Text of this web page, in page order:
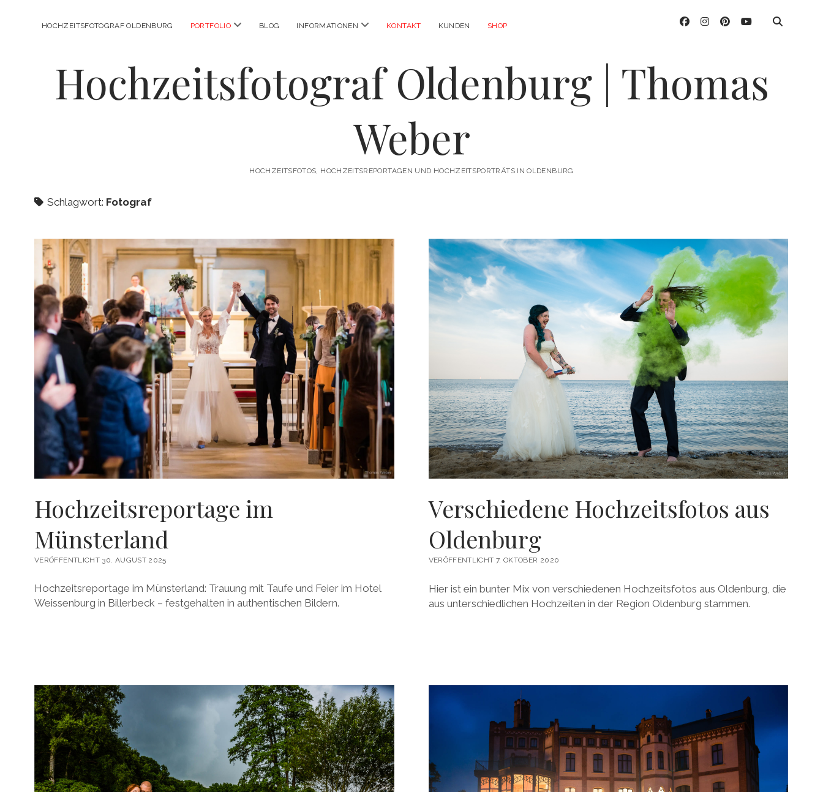
HOCHZEITSFOTOGRAF OLDENBURG PORTFOLIO Menü
BLOG INFORMATIONEN Menü
KONTAKT KUNDEN SHOP facebookinstagram
pinterestyoutube
Hochzeitsfotograf Oldenburg | Thomas
Weber
HOCHZEITSFOTOS, HOCHZEITSREPORTAGEN UND HOCHZEITSPORTRÄTS IN OLDENBURG
Schlagwort: Fotograf
Hochzeitsreportage im
Münsterland
VERÖFFENTLICHT 30. AUGUST 2025
Hochzeitsreportage im Münsterland: Trauung mit Taufe und Feier im Hotel
Weissenburg in Billerbeck – festgehalten in authentischen Bildern.
Verschiedene Hochzeitsfotos aus
Oldenburg
VERÖFFENTLICHT 7. OKTOBER 2020
Hier ist ein bunter Mix von verschiedenen Hochzeitsfotos aus Oldenburg, die
aus unterschiedlichen Hochzeiten in der Region Oldenburg stammen.